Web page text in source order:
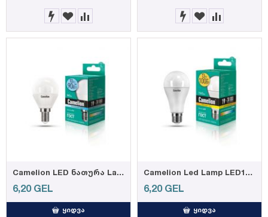
Camelion LED ნათურა Lamp - LED10-G45/845/E14 ნათურა ლედ განათებით ეკონომიური 10 ვატი (ეკვივალენტი
6,20 GEL
ᲧᲘᲓᲕᲐ
Camelion Led Lamp LED13-A60/830/E27 ნათურა ლედ განათებით ეკონომიური 13 ვატი (ეკვივალენტი 100 ვატის)
6,20 GEL
ᲧᲘᲓᲕᲐ